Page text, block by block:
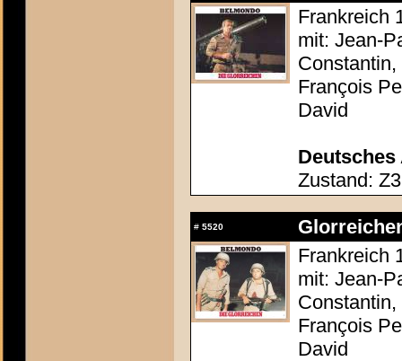
Frankreich
mit: Jean-
François
David
Deutsches
Zustand: Z3
# 5520
Frankreich
mit: Jean-
François
David